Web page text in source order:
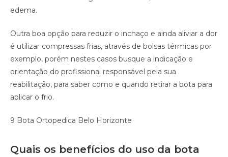
edema.
Outra boa opção para reduzir o inchaço e ainda aliviar a dor
é utilizar compressas frias, através de bolsas térmicas por
exemplo, porém nestes casos busque a indicação e
orientação do profissional responsável pela sua
reabilitação, para saber como e quando retirar a bota para
aplicar o frio.
9 Bota Ortopedica Belo Horizonte
Quais os benefícios do uso da bota